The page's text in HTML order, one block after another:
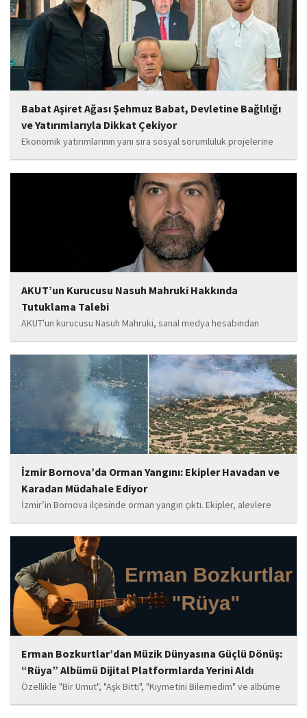
da güçlendirecek projeleri hayata geçirmek için ekip...
Babat Aşiret Ağası Şehmuz Babat, Devletine Bağlılığı
ve Yatırımlarıyla Dikkat Çekiyor
Ekonomik yatırımlarının yanı sıra sosyal sorumluluk projelerine
de önem veren Babat'ın, eğitim alanında bir lise ile iki okulun
yapımına katkı sunduğu, ayrıca Şırnak'ın çeşitli noktalarında
tamamlanan ve yapımı devam eden...
AKUT’un Kurucusu Nasuh Mahruki Hakkında
Tutuklama Talebi
AKUT'un kurucusu Nasuh Mahruki, sanal medya hesabından
yaptığı '15 Temmuz' paylaşımı nedeniyle 'Halkı kin ve düşmanlığa
tahrik veya aşağılama' suçundan gözaltına alındı. Mahruki,
tutuklama talebiyle Sulh Ceza Hakimliği'ne sevk edildi.
İzmir Bornova’da Orman Yangını: Ekipler Havadan ve
Karadan Müdahale Ediyor
İzmir’in Bornova ilçesinde orman yangın çıktı. Ekipler, alevlere
havadan ve karadan müdahale ediyor.
Erman Bozkurtlar’dan Müzik Dünyasına Güçlü Dönüş:
“Rüya” Albümü Dijital Platformlarda Yerini Aldı
Özellikle "Bir Umut", "Aşk Bitti", "Kıymetini Bilemedim" ve albüme
adını veren "Rüya" parçalarının kısa süre içerisinde öne çıkan